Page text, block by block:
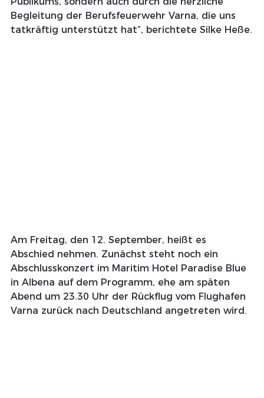
Begleitung der Berufsfeuerwehr Varna, die uns
tatkräftig unterstützt hat“, berichtete Silke Heße.
Am Freitag, den 12. September, heißt es
Abschied nehmen. Zunächst steht noch ein
Abschlusskonzert im Maritim Hotel Paradise Blue
in Albena auf dem Programm, ehe am späten
Abend um 23.30 Uhr der Rückflug vom Flughafen
Varna zurück nach Deutschland angetreten wird.